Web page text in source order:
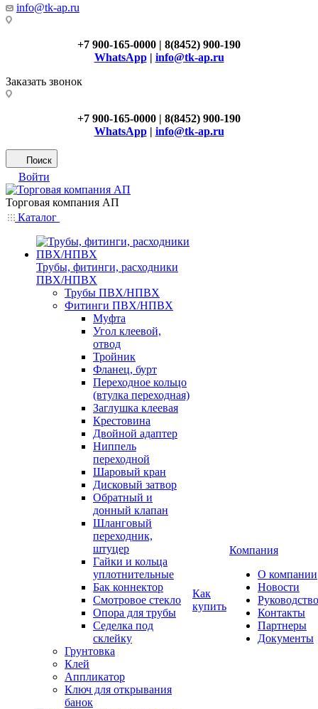
info@tk-ap.ru
+7 900-165-0000 | 8(8452) 900-190
WhatsApp| info@tk-ap.ru
Заказать звонок
+7 900-165-0000 | 8(8452) 900-190
WhatsApp| info@tk-ap.ru
Поиск
Войти
Торговая компания АП
Каталог
Трубы, фитинги, расходники
ПВХ/НПВХ
Трубы ПВХ/НПВХ
Фитинги ПВХ/НПВХ
Муфта
Угол клеевой,
отвод
Тройник
Фланец, бурт
Переходное кольцо
(втулка переходная)
Заглушка клеевая
Крестовина
Двойной адаптер
Ниппель
переходной
Шаровый кран
Дисковый затвор
Обратный и
донный клапан
Шланговый
переходник,
штуцер
Гайки и кольца
уплотнительные
Бак коннектор
Смотровое стекло
Опора для трубы
Седелка под
склейку
Грунтовка
Клей
Аппликатор
Ключ для открывания
банок
Как
купить
Компания
О компании
Новости
Руководство
Контакты
Партнеры
Документы